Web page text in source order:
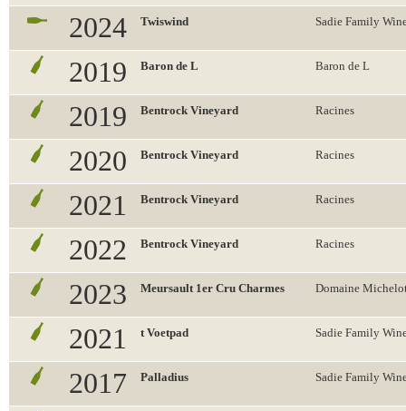
2024 Twiswind Sadie Family
2019 Baron de L Baron de L
2019 Bentrock Vineyard Racines
2020 Bentrock Vineyard Racines
2021 Bentrock Vineyard Racines
2022 Bentrock Vineyard Racines
2023 Meursault 1er Cru Charmes Domaine
2021 t Voetpad Sadie Family
2017 Palladius Sadie Family